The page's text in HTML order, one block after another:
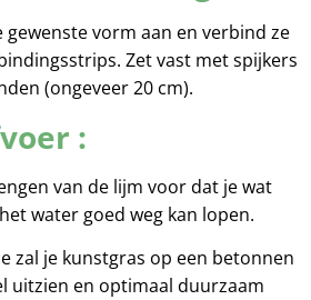
gewenste vorm aan en verbind ze
Zet vast met spijkers
(ongeveer 20 cm).
:
van de lijm voor dat je wat
water goed weg kan lopen.
zal je kunstgras op een betonnen
uitzien en optimaal duurzaam